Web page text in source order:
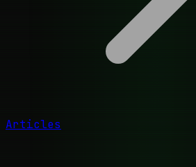
Articles